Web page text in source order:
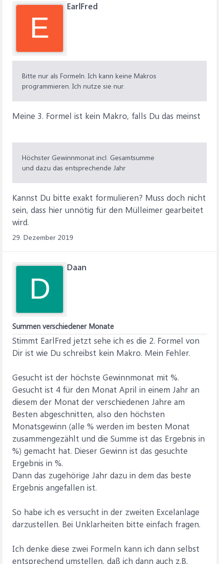
E
EarlFred
Bitte nur als Formeln. Ich kann keine Makros
programmieren. Ich nutze sie nur.
Meine 3. Formel ist kein Makro, falls Du das meinst
Höchster Gewinnmonat incl. Gesamtsumme
und dazu das entsprechende Jahr
Kannst Du bitte exakt formulieren? Muss doch nicht
sein, dass hier unnötig für den Mülleimer gearbeitet
wird.
29. Dezember 2019
D
Daan
Summen verschiedener Monate
Stimmt EarlFred jetzt sehe ich es die 2. Formel von
Dir ist wie Du schreibst kein Makro. Mein Fehler.
Gesucht ist der höchste Gewinnmonat mit %.
Gesucht ist 4 für den Monat April in einem Jahr an
diesem der Monat der verschiedenen Jahre am
Besten abgeschnitten, also den höchsten
Monatsgewinn (alle % werden im besten Monat
zusammengezählt und die Summe ist das Ergebnis in
%) gemacht hat. Dieser Gewinn ist das gesuchte
Ergebnis in %.
Dann das zugehörige Jahr dazu in dem das beste
Ergebnis angefallen ist.
So habe ich es versucht in der zweiten Excelanlage
darzustellen. Bei Unklarheiten bitte einfach fragen.
Ich denke diese zwei Formeln kann ich dann selbst
entsprechend umstellen, daß ich dann auch z.B.